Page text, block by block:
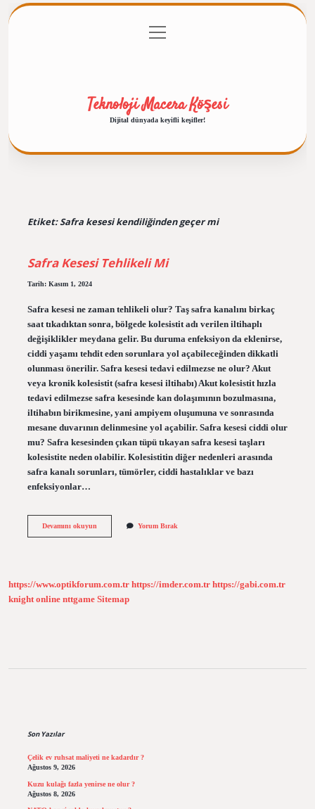
Gizlilik Politikası
menüyü
aç
Teknoloji Macera Köşesi
Dijital dünyada keyifli keşifler!
Etiket:Safra kesesi kendiliğinden geçer mi
Safra Kesesi Tehlikeli Mi
Tarih: Kasım 1, 2024
Safra kesesi ne zaman tehlikeli olur? Taş safra kanalını birkaç
saat tıkadıktan sonra, bölgede kolesistit adı verilen iltihaplı
değişiklikler meydana gelir. Bu duruma enfeksiyon da eklenirse,
ciddi yaşamı tehdit eden sorunlara yol açabileceğinden dikkatli
olunması önerilir. Safra kesesi tedavi edilmezse ne olur? Akut
veya kronik kolesistit (safra kesesi iltihabı) Akut kolesistit hızla
tedavi edilmezse safra kesesinde kan dolaşımının bozulmasına,
iltihabın birikmesine, yani ampiyem oluşumuna ve sonrasında
mesane duvarının delinmesine yol açabilir. Safra kesesi ciddi olur
mu? Safra kesesinden çıkan tüpü tıkayan safra kesesi taşları
kolesistite neden olabilir. Kolesistitin diğer nedenleri arasında
safra kanalı sorunları, tümörler, ciddi hastalıklar ve bazı
enfeksiyonlar…
Devamını okuyunSafra
Yorum Bırak
https://www.optikforum.com.tr https://imder.com.tr https://gabi.com.tr
knight online nttgame Sitemap
Son Yazılar
Çelik ev ruhsat maliyeti ne kadardır ?
Ağustos 9, 2026
Kuzu kulağı fazla yenirse ne olur ?
Ağustos 8, 2026